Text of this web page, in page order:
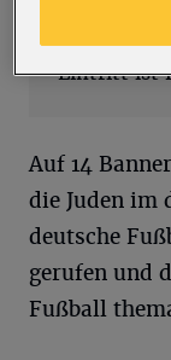
werden
Uhr,
Eintritt ist
Auf 14
die Juden im
deutsche
gerufen und
Fußball